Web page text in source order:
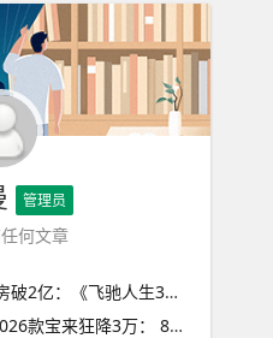
管理员
何文章
生3》《惊蛰无声》《镖人》前三 ！
降3万： 8.29万起售无减配 ！